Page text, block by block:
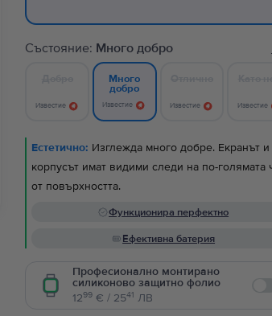
Състояние: Много добро
Известие
Много
добро
Известие Известие Известие
Естетично: Изглежда много добре. Екранът и
корпусът имат видими следи на по-голямата
от повърхността.
Функционира перфектно
Ефективна батерия
Професионално монтирано
силиконово защитно фолио
1299 € / 2541 ЛВ